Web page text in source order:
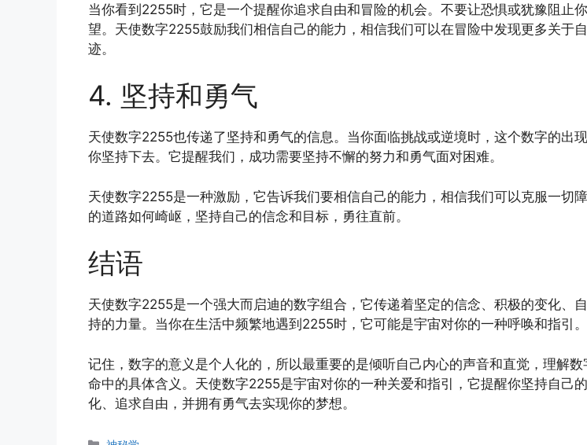
当你看到2255时，它是一个提醒你追求自由和冒险的机会。不要让恐惧或犹豫阻止
望。天使数字2255鼓励我们相信自己的能力，相信我们可以在冒险中发现更多关于
迹。
4. 坚持和勇气
天使数字2255也传递了坚持和勇气的信息。当你面临挑战或逆境时，这个数字的出
你坚持下去。它提醒我们，成功需要坚持不懈的努力和勇气面对困难。
天使数字2255是一种激励，它告诉我们要相信自己的能力，相信我们可以克服一切
的道路如何崎岖，坚持自己的信念和目标，勇往直前。
结语
天使数字2255是一个强大而启迪的数字组合，它传递着坚定的信念、积极的变化、
持的力量。当你在生活中频繁地遇到2255时，它可能是宇宙对你的一种呼唤和指引。
记住，数字的意义是个人化的，所以最重要的是倾听自己内心的声音和直觉，理解数
命中的具体含义。天使数字2255是宇宙对你的一种关爱和指引，它提醒你坚持自己
化、追求自由，并拥有勇气去实现你的梦想。